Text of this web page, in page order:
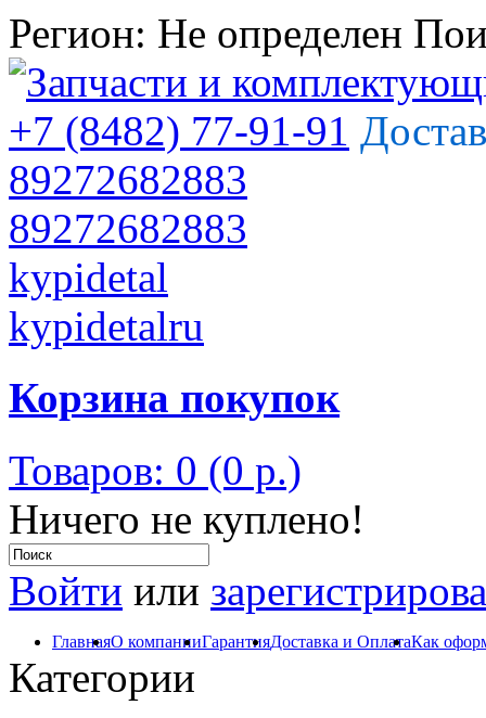
Регион: Не определен
+7 (8482) 77-91-91
89272682883
89272682883
kypidetal
kypidetalru
Корзина покупок
Товаров: 0 (0 р.)
Ничего не куплено!
Войти или
ГлавнаяО компанииГарантияДоставка и ОплатаКак
Категории